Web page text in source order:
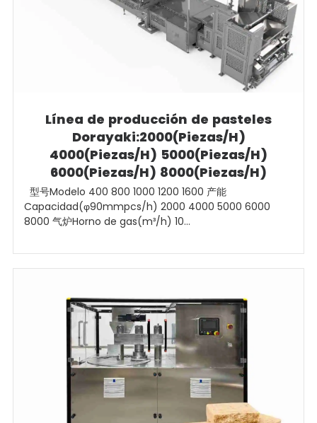
Línea de producción de pasteles
Dorayaki:2000(Piezas/H)
4000(Piezas/H) 5000(Piezas/H)
6000(Piezas/H) 8000(Piezas/H)
型号Modelo 400 800 1000 1200 1600 产能
Capacidad(φ90mmpcs/h) 2000 4000 5000 6000
8000 气炉Horno de gas(m³/h) 10...